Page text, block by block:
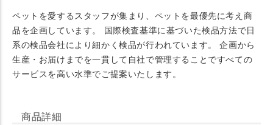
ペットを愛するスタッフが集まり、ペットを最優先に考え商
品を企画しています。 国際検査基準に基づいた検品方法で日
系の検品会社により細かく検品が行われています。 企画から
生産・お届けまでを一貫して自社で管理することですべての
サービスを高い水準でご提案いたします。
商品詳細